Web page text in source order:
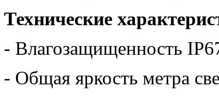
Технические
- Влагозащищенность
- Общая яркость метра